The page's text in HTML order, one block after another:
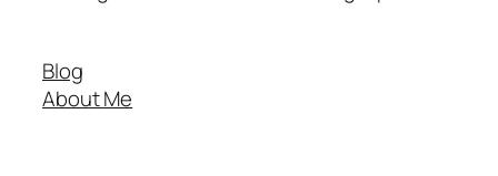
Blog
About Me